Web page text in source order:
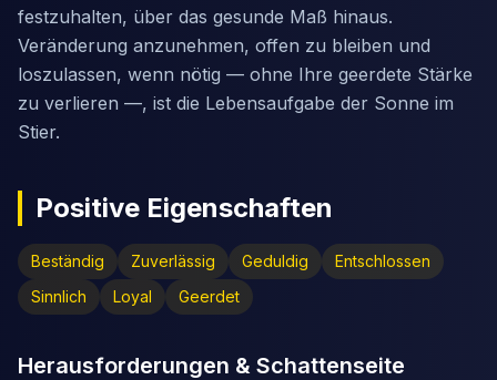
festzuhalten, über das gesunde Maß hinaus.
Veränderung anzunehmen, offen zu bleiben und
loszulassen, wenn nötig — ohne Ihre geerdete Stärke
zu verlieren —, ist die Lebensaufgabe der Sonne im
Stier.
Positive Eigenschaften
Beständig Zuverlässig Geduldig
Entschlossen
Sinnlich
Loyal Geerdet
Herausforderungen & Schattenseite